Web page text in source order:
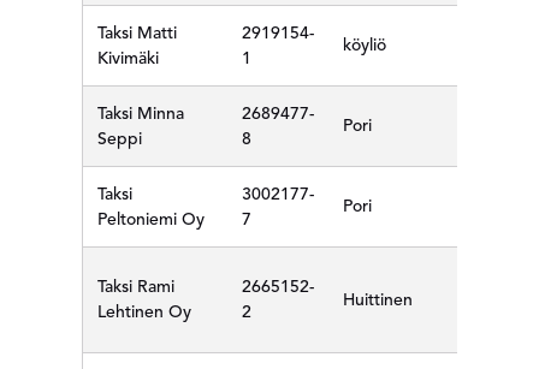
Taksi Matti
Kivimäki
2919154-
1
köyliö
Taksi Minna
Seppi
2689477-
8
Pori
Taksi
Peltoniemi Oy
3002177-
7
Pori
Taksi Rami
Lehtinen Oy
2665152-
2
Huittinen